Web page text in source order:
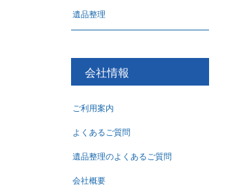
遺品整理
会社情報
ご利用案内
よくあるご質問
遺品整理のよくあるご質問
会社概要